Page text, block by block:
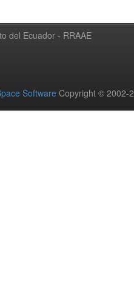
del Ecuador - RRAAE
Software Copyright © 2002-